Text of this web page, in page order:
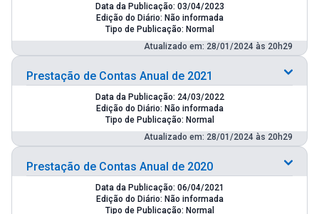
Data da Publicação: 03/04/2023
Edição do Diário: Não informada
Tipo de Publicação: Normal
Atualizado em: 28/01/2024 às 20h29
Prestação de Contas Anual de 2021
Data da Publicação: 24/03/2022
Edição do Diário: Não informada
Tipo de Publicação: Normal
Atualizado em: 28/01/2024 às 20h29
Prestação de Contas Anual de 2020
Data da Publicação: 06/04/2021
Edição do Diário: Não informada
Tipo de Publicação: Normal